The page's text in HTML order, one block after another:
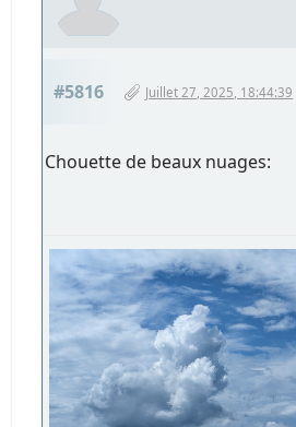
#5816 Juillet 27, 2025, 18:44:39
Chouette de beaux nuages: